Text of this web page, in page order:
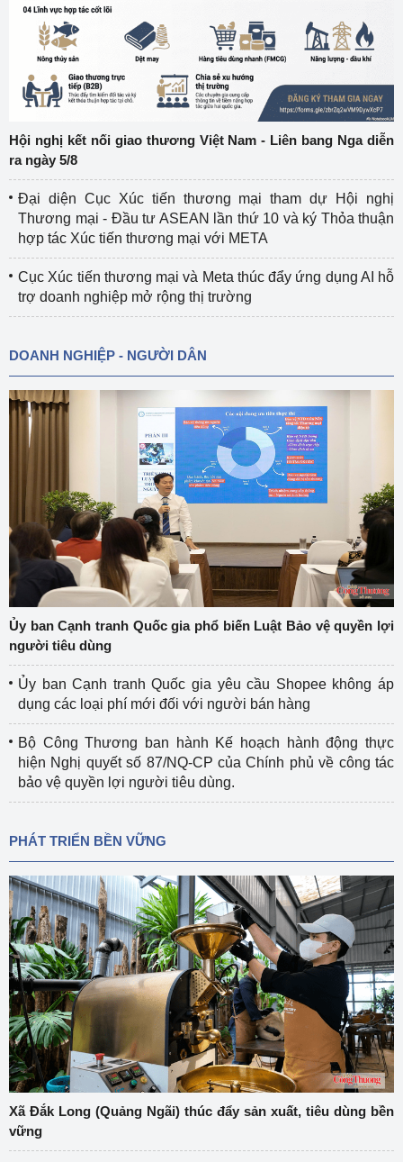
Hội nghị kết nối giao thương Việt Nam - Liên bang Nga diễn
ra ngày 5/8
Đại diện Cục Xúc tiến thương mại tham dự Hội nghị
Thương mại - Đầu tư ASEAN lần thứ 10 và ký Thỏa thuận
hợp tác Xúc tiến thương mại với META
Cục Xúc tiến thương mại và Meta thúc đẩy ứng dụng AI hỗ
trợ doanh nghiệp mở rộng thị trường
DOANH NGHIỆP - NGƯỜI DÂN
Ủy ban Cạnh tranh Quốc gia phổ biến Luật Bảo vệ quyền lợi
người tiêu dùng
Ủy ban Cạnh tranh Quốc gia yêu cầu Shopee không áp
dụng các loại phí mới đối với người bán hàng
Bộ Công Thương ban hành Kế hoạch hành động thực
hiện Nghị quyết số 87/NQ-CP của Chính phủ về công tác
bảo vệ quyền lợi người tiêu dùng.
PHÁT TRIỂN BỀN VỮNG
Xã Đắk Long (Quảng Ngãi) thúc đẩy sản xuất, tiêu dùng bền
vững